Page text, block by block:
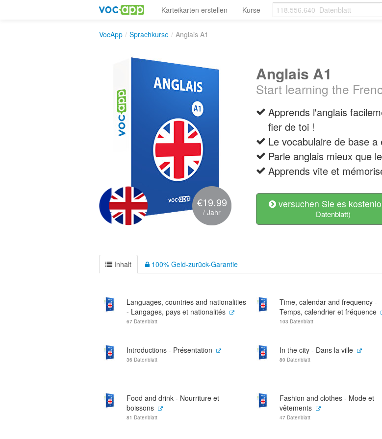
Karteikarten erstellen Kurse
VocApp / Sprachkurse / Anglais A1
€19.99
/ Jahr
Anglais A1
Start learning the
Apprends l'anglais
fier de toi !
Le vocabulaire de base
Parle anglais mieux que
Apprends vite et
versuchen Sie es
Datenblatt)
Inhalt 100% Geld-zurück-Garantie
Languages, countries and nationalities
- Langages, pays et nationalités
67 Datenblatt
Time, calendar and frequency -
Temps, calendrier et fréquence
103 Datenblatt
Introductions - Présentation
36 Datenblatt
In the city - Dans la ville
80 Datenblatt
Food and drink - Nourriture et
boissons
81 Datenblatt
Fashion and clothes - Mode et
vêtements
47 Datenblatt